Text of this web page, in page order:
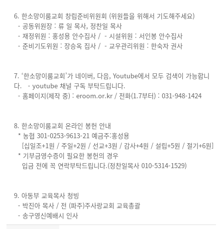
6. 한소망이룸교회 창립준비위원회 (위원들을 위해서 기도해주세요)
- 공동위원장 : 류 일 목사, 정찬일 목사
- 재정위원 : 홍성용 안수집사 / - 시설위원 : 서인봉 안수집사
- 준비기도위원 : 장승옥 집사 / - 교우관리위원 : 한숙자 권사
7. ‘한소망이룸교회’가 네이버, 다음, Youtube에서 모두 검색이 가능합니
다. - youtube 채널 구독 부탁드립니다.
- 홈페이지(제작 중) : eroom.or.kr / 전화(1.7부터) : 031-948-1424
8. 한소망이룸교회 온라인 봉헌 안내
* 농협 301-0253-9613-21 예금주:홍성용
[십일조+1원 / 주일+2원 / 선교+3원 / 감사+4원 / 설립+5원 / 절기+6원]
* 기부금영수증이 필요한 봉헌의 경우
입금 전에 꼭 연락부탁드립니다.(정찬일목사 010-5314-1529)
9. 아동부 교육목사 청빙
- 박진아 목사 / 전 (파주)주사랑교회 교육총괄
- 송구영신예배시 인사